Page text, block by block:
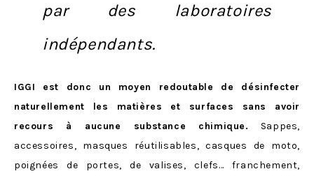
par des laboratoires
indépendants.
IGGI est donc un moyen redoutable de désinfecter
naturellement les matières et surfaces sans avoir
recours à aucune substance chimique. Sappes,
accessoires, masques réutilisables, casques de moto,
poignées de portes, de valises, clefs… franchement,